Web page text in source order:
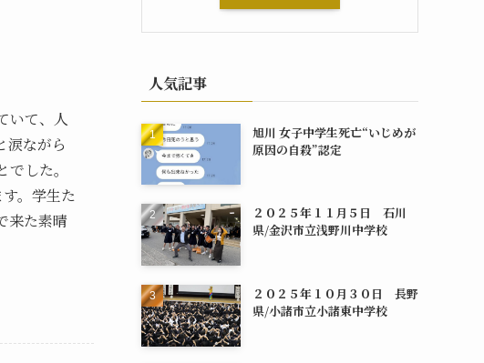
いて、人
涙ながら
した。
。学生た
来た素晴
人気記事
旭川 女子中学生死亡“いじめが
原因の自殺”認定
２０２５年１１月５日 石川
県/金沢市立浅野川中学校
２０２５年１０月３０日 長野
県/小諸市立小諸東中学校